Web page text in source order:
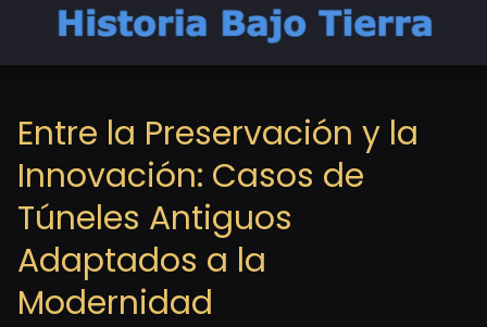
Entre la Preservación y la
Innovación: Casos de
Túneles Antiguos
Adaptados a la
Modernidad